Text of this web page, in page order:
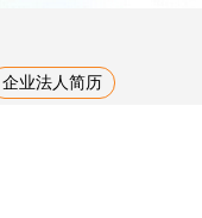
企业法人简历